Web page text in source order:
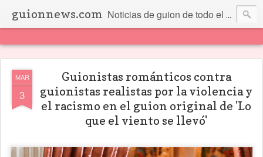
guionnews.com Noticias de guion de todo el mundo... Y más.
MAR
3
Guionistas románticos contra
guionistas realistas por la violencia y
el racismo en el guion original de 'Lo
que el viento se llevó'